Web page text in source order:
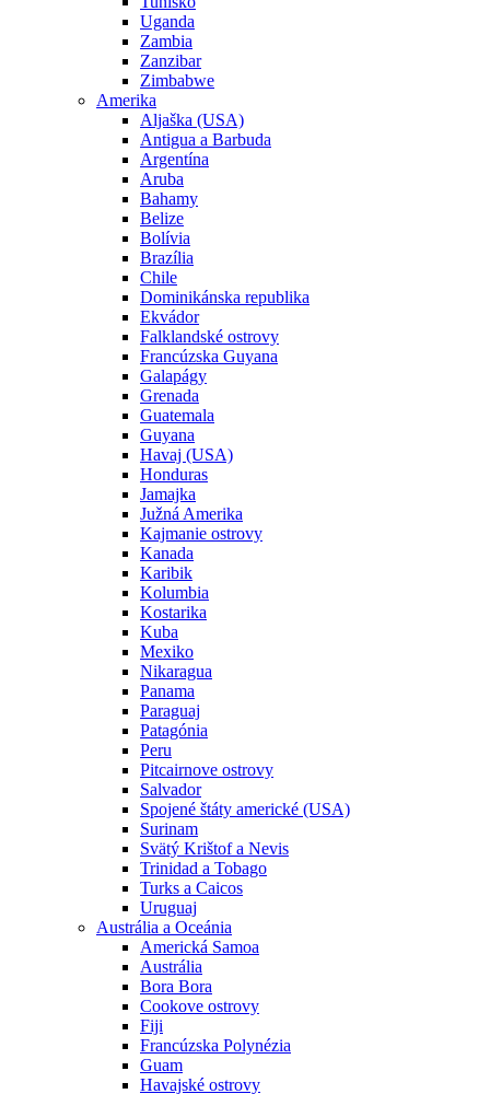
Uganda
Zambia
Zanzibar
Zimbabwe
Amerika
Aljaška (USA)
Antigua a Barbuda
Argentína
Aruba
Bahamy
Belize
Bolívia
Brazília
Chile
Dominikánska republika
Ekvádor
Falklandské ostrovy
Francúzska Guyana
Galapágy
Grenada
Guatemala
Guyana
Havaj (USA)
Honduras
Jamajka
Južná Amerika
Kajmanie ostrovy
Kanada
Karibik
Kolumbia
Kostarika
Kuba
Mexiko
Nikaragua
Panama
Paraguaj
Patagónia
Peru
Pitcairnove ostrovy
Salvador
Spojené štáty americké (USA)
Surinam
Svätý Krištof a Nevis
Trinidad a Tobago
Turks a Caicos
Uruguaj
Austrália a Oceánia
Americká Samoa
Austrália
Bora Bora
Cookove ostrovy
Fiji
Francúzska Polynézia
Guam
Havajské ostrovy